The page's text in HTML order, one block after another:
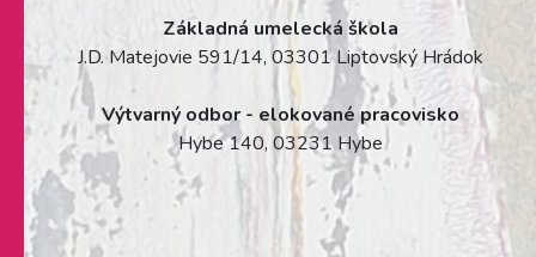
Základná umelecká škola
J.D. Matejovie 591/14, 03301 Liptovský Hrádok
Výtvarný odbor - elokované pracovisko
Hybe 140, 03231 Hybe